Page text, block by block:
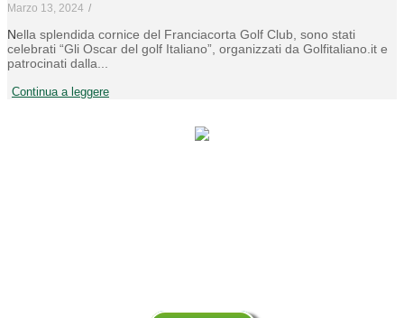
Marzo 13, 2024 /
Nella splendida cornice del Franciacorta Golf Club, sono stati
celebrati “Gli Oscar del golf Italiano”, organizzati da Golfitaliano.it e
patrocinati dalla...
Continua a leggere